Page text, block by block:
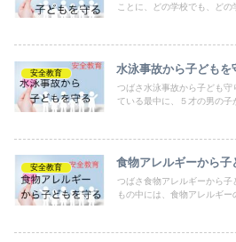
ことに、どの学校でも、どの
安全教育 水泳事故から子どもを
つばさ水泳事故から子ども
ている最中に、５才の男の子
安全教育 食物アレルギーから
つばさ食物アレルギーから
もの中には、食物アレルギー